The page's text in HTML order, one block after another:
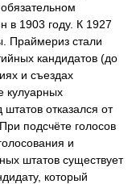
в 1903 году. К 1927
Праймериз стали
кандидатов (до
и съездах
кулуарных
отказался от
подсчёте голосов
и
штатов существует
который